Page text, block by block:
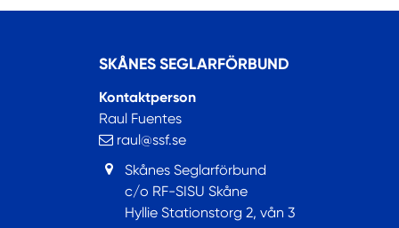
SKÅNES SEGLARFÖRBUND
Kontaktperson
Raul Fuentes
raul@ssf.se
Skånes Seglarförbund
c/o RF-SISU Skåne
Hyllie Stationstorg 2, vån 3